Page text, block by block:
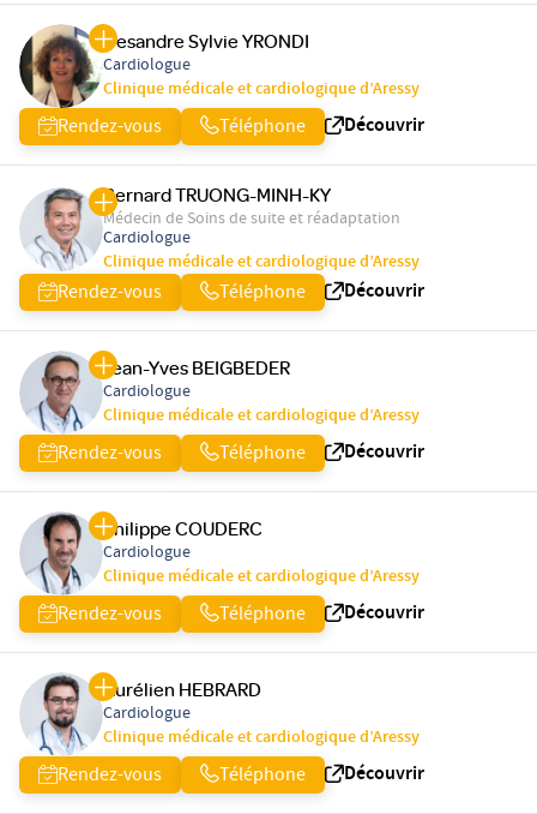
Desandre Sylvie YRONDI
Cardiologue
Clinique médicale et cardiologique d’Aressy
Rendez-vous Téléphone Découvrir
Bernard TRUONG-MINH-KY
Médecin de Soins de suite et réadaptation
Cardiologue
Clinique médicale et cardiologique d’Aressy
Rendez-vous Téléphone Découvrir
Jean-Yves BEIGBEDER
Cardiologue
Clinique médicale et cardiologique d’Aressy
Rendez-vous Téléphone Découvrir
Philippe COUDERC
Cardiologue
Clinique médicale et cardiologique d’Aressy
Rendez-vous Téléphone Découvrir
Aurélien HEBRARD
Cardiologue
Clinique médicale et cardiologique d’Aressy
Rendez-vous Téléphone Découvrir